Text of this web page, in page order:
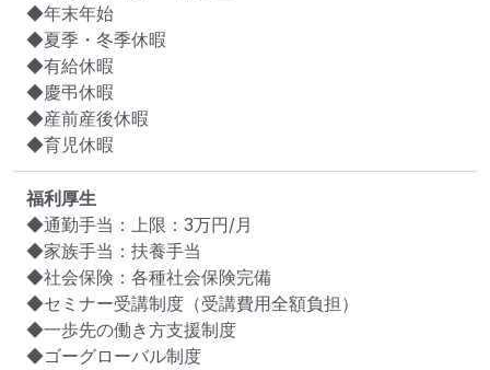
◆年末年始
◆夏季・冬季休暇
◆有給休暇
◆慶弔休暇
◆産前産後休暇
◆育児休暇
福利厚生
◆通勤手当：上限：3万円/月
◆家族手当：扶養手当
◆社会保険：各種社会保険完備
◆セミナー受講制度（受講費用全額負担）
◆一歩先の働き方支援制度
◆ゴーグローバル制度